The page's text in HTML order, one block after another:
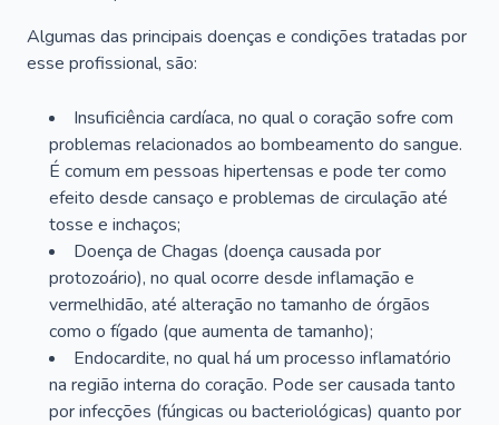
Algumas das principais doenças e condições tratadas por
esse profissional, são:
Insuficiência cardíaca, no qual o coração sofre com
problemas relacionados ao bombeamento do sangue.
É comum em pessoas hipertensas e pode ter como
efeito desde cansaço e problemas de circulação até
tosse e inchaços;
Doença de Chagas (doença causada por
protozoário), no qual ocorre desde inflamação e
vermelhidão, até alteração no tamanho de órgãos
como o fígado (que aumenta de tamanho);
Endocardite, no qual há um processo inflamatório
na região interna do coração. Pode ser causada tanto
por infecções (fúngicas ou bacteriológicas) quanto por